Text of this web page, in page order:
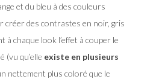
et du bleu à des couleurs
créer des contrastes en noir, gris
à chaque look l’effet à couper le
(vu qu’elle existe en plusieurs
nettement plus coloré que le